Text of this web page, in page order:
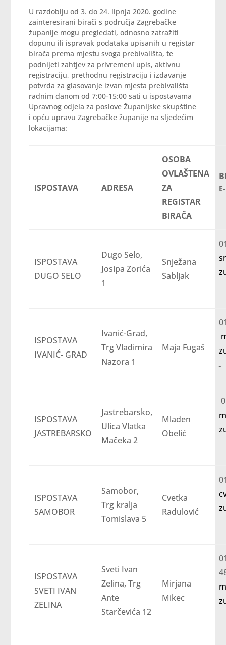
U razdoblju od 3. do 24. lipnja 2020. godine
zainteresirani birači s područja Zagrebačke
županije mogu pregledati, odnosno zatražiti
dopunu ili ispravak podataka upisanih u registar
birača prema mjestu svoga prebivališta, te
podnijeti zahtjev za privremeni upis, aktivnu
registraciju, prethodnu registraciju i izdavanje
potvrda za glasovanje izvan mjesta prebivališta
radnim danom od 7:00-15:00 sati u ispostavama
Upravnog odjela za poslove Županijske skupštine
i opću upravu Zagrebačke županije na sljedećim
lokacijama:
ISPOSTAVA ADRESA
OSOBA
OVLAŠTENA
ZA
REGISTAR
BIRAČA
ISPOSTAVA
DUGO SELO
Dugo Selo,
Josipa Zorića
1
Snježana
Sabljak
ISPOSTAVA
IVANIĆ- GRAD
Ivanić-Grad,
Trg Vladimira
Nazora 1
Maja Fugaš
ISPOSTAVA
JASTREBARSKO
Jastrebarsko,
Ulica Vlatka
Mačeka 2
Mladen
Obelić
ISPOSTAVA
SAMOBOR
Samobor,
Trg kralja
Tomislava 5
Cvetka
Radulović
ISPOSTAVA
SVETI IVAN
ZELINA
Sveti Ivan
Zelina, Trg
Ante
Starčevića 12
Mirjana
Mikec